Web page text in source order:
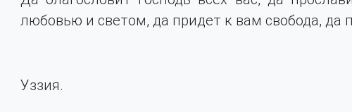
любовью и светом, да придет к вам свобода, да
Уззия.